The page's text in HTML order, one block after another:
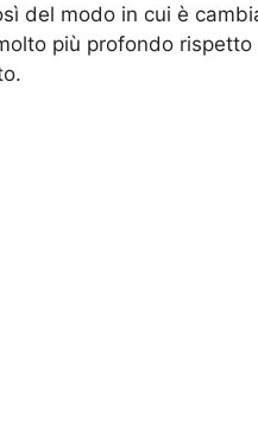
del modo in cui è
più profondo